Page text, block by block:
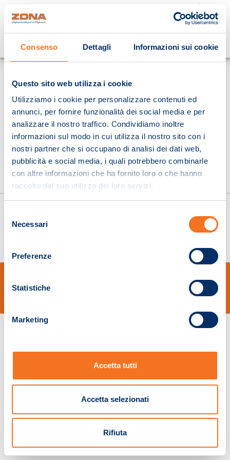
Consenso Dettagli Informazioni sui cookie
Questo sito web utilizza i cookie
Utilizziamo i cookie per personalizzare contenuti ed
annunci, per fornire funzionalità dei social media e per
analizzare il nostro traffico. Condividiamo inoltre
informazioni sul modo in cui utilizza il nostro sito con i
nostri partner che si occupano di analisi dei dati web,
pubblicità e social media, i quali potrebbero combinarle
con altre informazioni che ha fornito loro o che hanno
raccolto dal suo utilizzo dei loro servizi.
delNecessari
Preferenze
Statistiche
Marketing
Accetta tutti
Accetta selezionati
Rifiuta
Cosa stai cercando?
Pistoia 01680210505 – R.E.A. n.155974 - Cap.Soc. € 2.000.000,00 i.v. La
Società adotta il Codice Etico D.lgs. 231/01